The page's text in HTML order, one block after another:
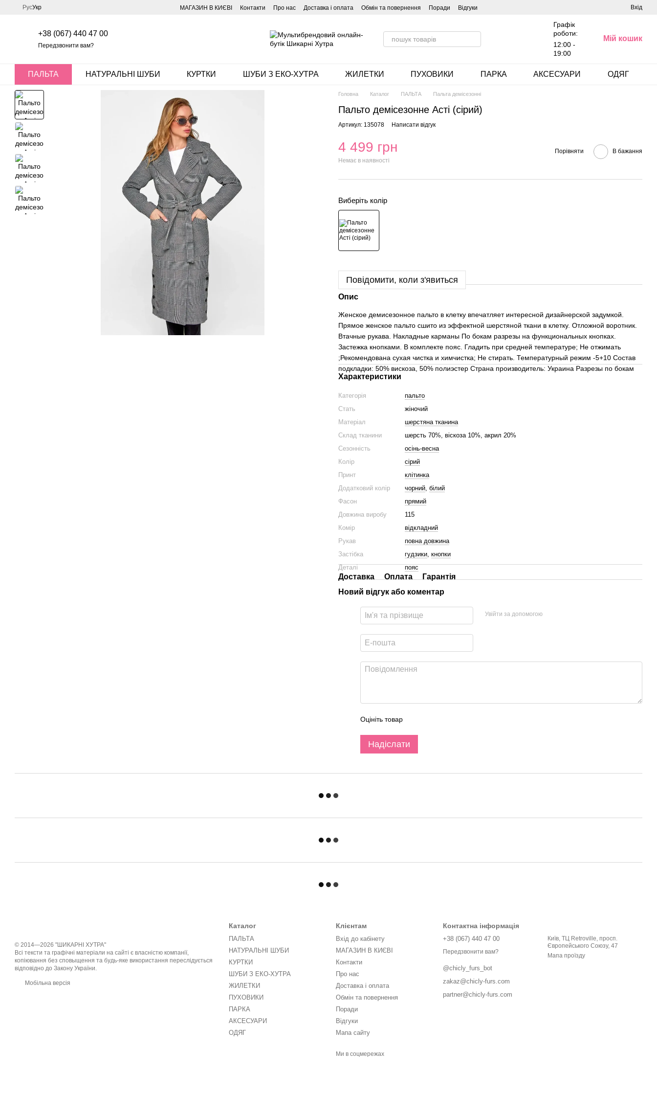
Перейти до основного контенту
РусУкр МАГАЗИН В КИЄВІ Контакти Про нас Доставка і оплата Обмін та повернення Поради Відгуки Вхід
+38 (067) 440 47 00
Передзвонити вам?
Графік
роботи:
12:00 -
19:00
Мій кошик
ПАЛЬТА НАТУРАЛЬНІ ШУБИ КУРТКИ ШУБИ З ЕКО-ХУТРА ЖИЛЕТКИ ПУХОВИКИ ПАРКА АКСЕСУАРИ ОДЯГ
Головна Каталог ПАЛЬТА Пальта демісезонні
Пальто демісезонне Асті (сірий)
Артикул: 135078 Написати відгук
4 499 грн
Немає в наявності
Порівняти В бажання
Виберіть колір
Повідомити, коли з'явиться
Опис
Женское демисезонное пальто в клетку впечатляет интересной дизайнерской задумкой.
Прямое женское пальто сшито из эффектной шерстяной ткани в клетку. Отложной воротник.
Втачные рукава. Накладные карманы По бокам разрезы на функциональных кнопках.
Застежка кнопками. В комплекте пояс. Гладить при средней температуре; Не отжимать
;Рекомендована сухая чистка и химчистка; Не стирать. Температурный режим -5+10 Состав
подкладки: 50% вискоза, 50% полиэстер Страна производитель: Украина Разрезы по бокам
Характеристики
Категорія
пальто
Стать
жіночий
Матеріал
шерстяна тканина
Склад тканини
шерсть 70%, віскоза 10%, акрил 20%
Сезонність
осінь-весна
Колір
сірий
Принт
клітинка
Додатковий колір
чорний, білий
Фасон
прямий
Довжина виробу
115
Комір
відкладний
Рукав
повна довжина
Застібка
гудзики, кнопки
Деталі
пояс
Доставка Оплата
Гарантія
Новий відгук або коментар
Увійти за допомогою
Оцініть товар
Надіслати
© 2014—2026 "ШИКАРНІ ХУТРА"
Всі тексти та графічні матеріали на сайті є власністю компанії,
копіювання без сповыщення та будь-яке використання переслідується
відповідно до Закону України.
Мобільна версія
Каталог
ПАЛЬТА
НАТУРАЛЬНІ ШУБИ
КУРТКИ
ШУБИ З ЕКО-ХУТРА
ЖИЛЕТКИ
ПУХОВИКИ
ПАРКА
АКСЕСУАРИ
ОДЯГ
Клієнтам
Вхід до кабінету
МАГАЗИН В КИЄВІ
Контакти
Про нас
Доставка і оплата
Обмін та повернення
Поради
Відгуки
Мапа сайту
Ми в соцмережах
Контактна інформація
+38 (067) 440 47 00
Передзвонити вам?
@chicly_furs_bot
zakaz@chicly-furs.com
partner@chicly-furs.com
Київ, ТЦ Retroville, просп.
Європейського Союзу, 47
Мапа проїзду